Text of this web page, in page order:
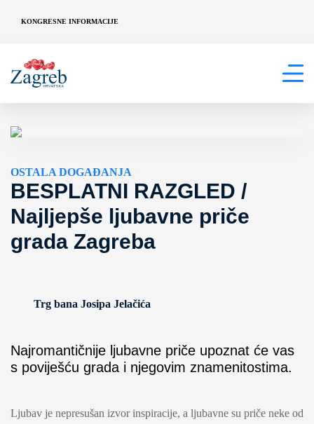
KONGRESNE INFORMACIJE
OSTALA DOGAĐANJA
BESPLATNI RAZGLED /
Najljepše ljubavne priče
grada Zagreba
Trg bana Josipa Jelačića
Najromantičnije ljubavne priče upoznat će vas
s poviješću grada i njegovim znamenitostima.
Ljubav je nepresušan izvor inspiracije, a ljubavne su priče neke od